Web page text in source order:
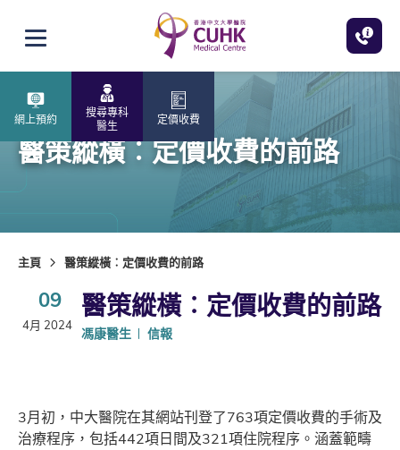
打開選單
網上預約
搜尋專科
醫生
定價收費
醫策縱橫︰定價收費的前路
主頁 醫策縱橫︰定價收費的前路
09
4月 2024
醫策縱橫︰定價收費的前路
馮康醫生 信報
3月初，中大醫院在其網站刊登了763項定價收費的手術及
治療程序，包括442項日間及321項住院程序。涵蓋範疇